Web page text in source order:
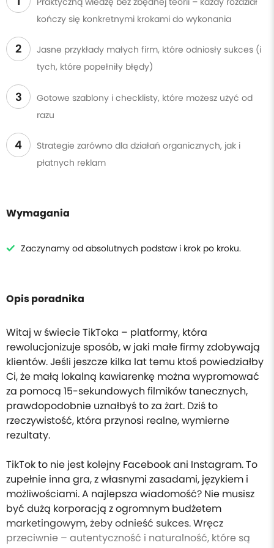
kończy się konkretnymi krokami do wykonania
2
Jasne przykłady małych firm, które odniosły sukces (i
tych, które popełniły błędy)
3
Gotowe szablony i checklisty, które możesz użyć od
razu
4
Strategie zarówno dla działań organicznych, jak i
płatnych reklam
Wymagania
Zaczynamy od absolutnych podstaw i krok po kroku.
Opis poradnika
Witaj w świecie TikToka – platformy, która
rewolucjonizuje sposób, w jaki małe firmy zdobywają
klientów. Jeśli jeszcze kilka lat temu ktoś powiedziałby
Ci, że małą lokalną kawiarenkę można wypromować
za pomocą 15-sekundowych filmików tanecznych,
prawdopodobnie uznałbyś to za żart. Dziś to
rzeczywistość, która przynosi realne, wymierne
rezultaty.
TikTok to nie jest kolejny Facebook ani Instagram. To
zupełnie inna gra, z własnymi zasadami, językiem i
możliwościami. A najlepsza wiadomość? Nie musisz
być dużą korporacją z ogromnym budżetem
marketingowym, żeby odnieść sukces. Wręcz
przeciwnie – autentyczność i naturalność, które są